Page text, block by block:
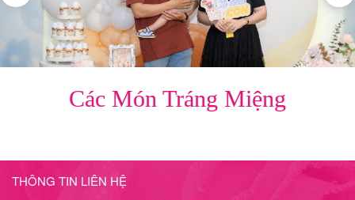
Các Món Tráng Miệng
THÔNG TIN LIÊN HỆ